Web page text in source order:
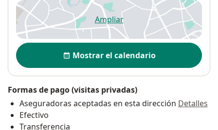
Ampliarse abre en una nueva
Disponibilidad
Mostrar el calendario
Formas de pago (visitas privadas)
Aseguradoras aceptadas en esta dirección Detalles
Efectivo
Transferencia